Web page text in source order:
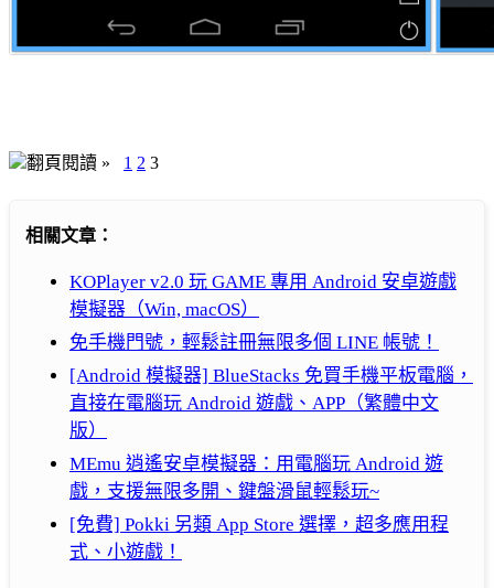
翻頁閱讀 » 1 2 3
相關文章：
KOPlayer v2.0 玩 GAME 專用 Android 安卓遊戲
模擬器（Win, macOS）
免手機門號，輕鬆註冊無限多個 LINE 帳號！
[Android 模擬器] BlueStacks 免買手機平板電腦，
直接在電腦玩 Android 遊戲、APP（繁體中文
版）
MEmu 逍遙安卓模擬器：用電腦玩 Android 遊
戲，支援無限多開、鍵盤滑鼠輕鬆玩~
[免費] Pokki 另類 App Store 選擇，超多應用程
式、小遊戲！